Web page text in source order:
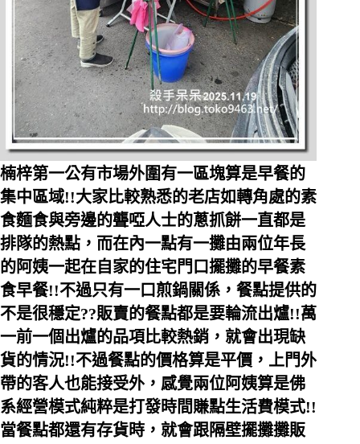
楠梓第一公有市場外圍有一區塊算是早餐的
集中區域!!大家比較熟悉的老店如轉角處的素
食麵食與旁邊的聾啞人士的蔥抓餅一直都是
排隊的熱點，而在內一點有一攤由兩位年長
的阿姨一起在自家的住宅門口擺攤的早餐素
食早餐!!不過只有一口煎鍋關係，餐點提供的
不是很穩定??販賣的餐點都是要輪流出爐!!萬
一前一個出爐的品項比較熱銷，就會出現缺
貨的情況!!不過餐點的價格算是平價，上門外
帶的客人也能接受外，感覺兩位阿姨算是佛
系經營模式純粹是打發時間賺點生活費模式!!
當餐點都還有存貨時，就會跟隔壁擺攤攤販